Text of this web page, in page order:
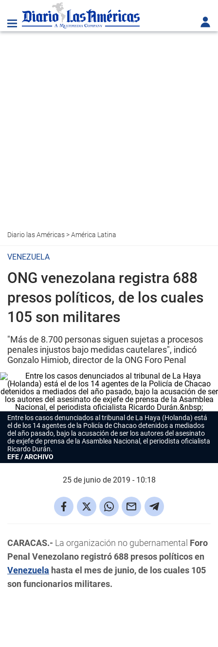
Diario las Américas>América Latina
VENEZUELA
ONG venezolana registra 688
presos políticos, de los cuales
105 son militares
"Más de 8.700 personas siguen sujetas a procesos
penales injustos bajo medidas cautelares", indicó
Gonzalo Himiob, director de la ONG Foro Penal
Entre los casos denunciados al tribunal de La Haya (Holanda) está
el de los 14 agentes de la Policía de Chacao detenidos a mediados
del año pasado, bajo la acusación de ser los autores del asesinato
de exjefe de prensa de la Asamblea Nacional, el periodista oficialista
Ricardo Durán.
EFE / ARCHIVO
25 de junio de 2019 - 10:18
CARACAS.- La organización no gubernamental Foro
Penal Venezolano registró 688 presos políticos en
Venezuela hasta el mes de junio, de los cuales 105
son funcionarios militares.